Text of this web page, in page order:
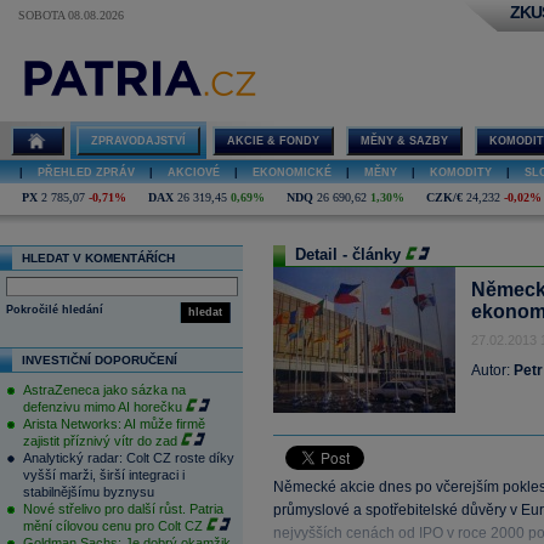
SOBOTA 08.08.2026
ZPRAVODAJSTVÍ AKCIE & FONDY MĚNY & SAZBY
PŘEHLED ZPRÁV AKCIOVÉ EKONOMICKÉ MĚNY KOMODITY
PX 2 785,07 -0,71% DAX 26 319,45 0,69% NDQ 26 690,62 1,30% CZK/€ 24,232 -0,02%
HLEDAT V KOMENTÁŘÍCH
hledat
Pokročilé hledání
INVESTIČNÍ DOPORUČENÍ
AstraZeneca jako sázka na
defenzivu mimo AI horečku
Arista Networks: AI může firmě
zajistit příznivý vítr do zad
Analytický radar: Colt CZ roste díky
vyšší marži, širší integraci i
stabilnějšímu byznysu
Nové střelivo pro další růst. Patria
mění cílovou cenu pro Colt CZ
Detail - články
27.02.2013
Autor:
Německé akcie dnes po včerejším
průmyslové a spotřebitelské důvěry v
nejvyšších cenách od IPO v roce 2000